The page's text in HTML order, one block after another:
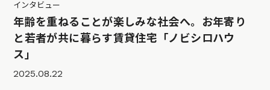
インタビュー
年齢を重ねることが楽しみな社会へ。お年寄り
と若者が共に暮らす賃貸住宅「ノビシロハウ
ス」
2025.08.22